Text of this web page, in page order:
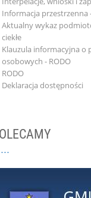
Informacja przestrzenna
Aktualny wykaz
ciekłe
Klauzula informacyjna o
osobowych - RODO
RODO
Deklaracja dostępności